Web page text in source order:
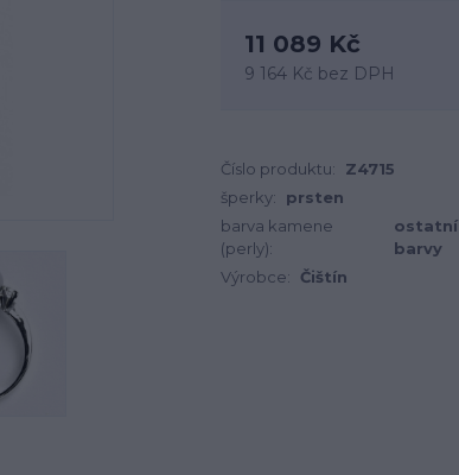
11 089 Kč
9 164 Kč bez DPH
Číslo produktu: Z4715
šperky:
prsten
barva kamene
(perly):
ostatní
barvy
Výrobce: Čištín